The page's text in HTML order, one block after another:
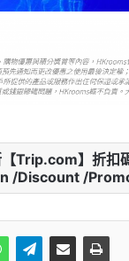
Trip.com】折扣
/Discount /